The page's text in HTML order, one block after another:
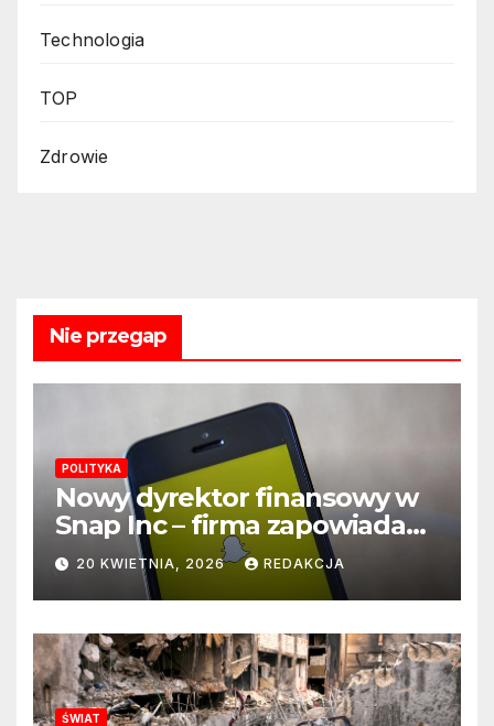
Technologia
TOP
Zdrowie
Nie przegap
POLITYKA
Nowy dyrektor finansowy w
Snap Inc – firma zapowiada
zmianę na kluczowym
stanowisku
20 KWIETNIA, 2026 REDAKCJA
ŚWIAT